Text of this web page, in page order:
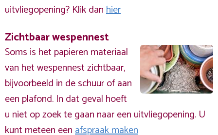
uitvliegopening? Klik danhier
Zichtbaar wespennest
Soms is het papieren materiaal
van het wespennest zichtbaar,
bijvoorbeeld in de schuur of aan
een plafond. In dat geval hoeft
u niet op zoek te gaan naar een uitvliegopening. U
kunt meteen eenafspraak maken